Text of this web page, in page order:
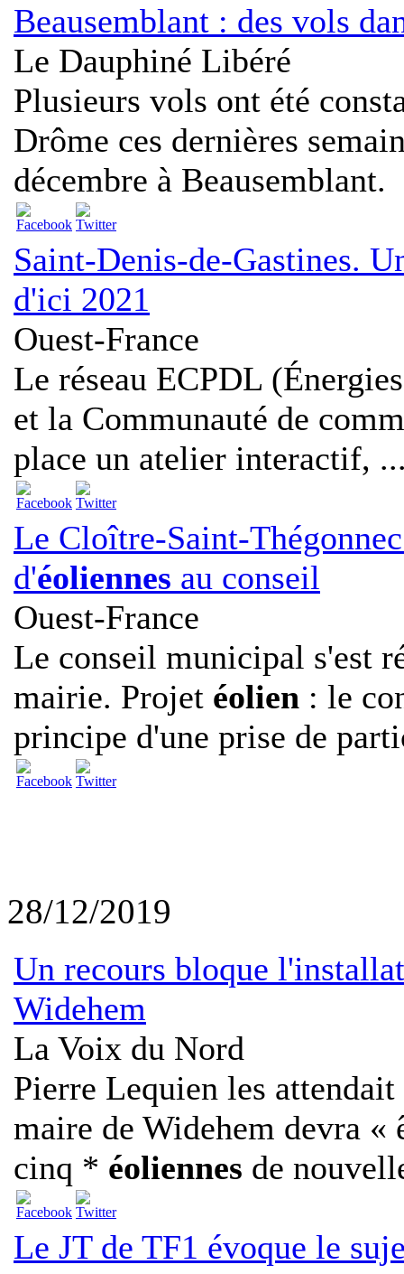
Beausemblant : des vols
Le Dauphiné Libéré
Plusieurs vols ont été
Drôme ces dernières
décembre à Beausemblant.
Saint-Denis-de-Gastines.
d'ici 2021
Ouest-France
Le réseau ECPDL
et la Communauté de
place un atelier interactif,
Le Cloître-Saint-
d'éoliennes au conseil
Ouest-France
Le conseil municipal s'est
mairie. Projet éolien : le
principe d'une prise de
28/12/2019
Un recours bloque
Widehem
La Voix du Nord
Pierre Lequien les
maire de Widehem devra
cinq * éoliennes de
Le JT de TF1 évoque le